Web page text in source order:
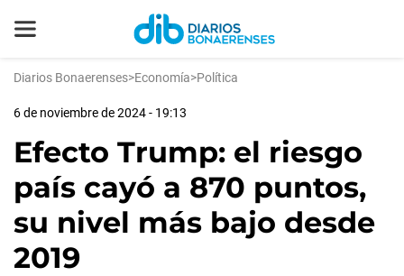
Diarios Bonaerenses>Economía>Política
6 de noviembre de 2024 - 19:13
Efecto Trump: el riesgo
país cayó a 870 puntos,
su nivel más bajo desde
2019